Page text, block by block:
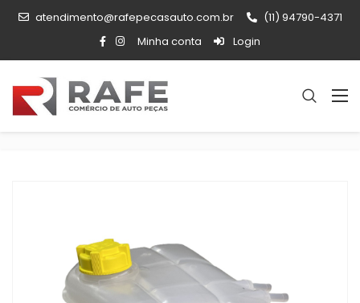
atendimento@rafepecasauto.com.br
(11) 94790-4371
Minha conta
Login